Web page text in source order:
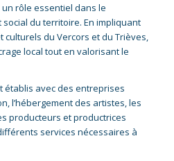
rôle essentiel dans le
du territoire. En impliquant
du Vercors et du Trièves,
local tout en valorisant le
établis avec des entreprises
l’hébergement des artistes, les
producteurs et productrices
services nécessaires à